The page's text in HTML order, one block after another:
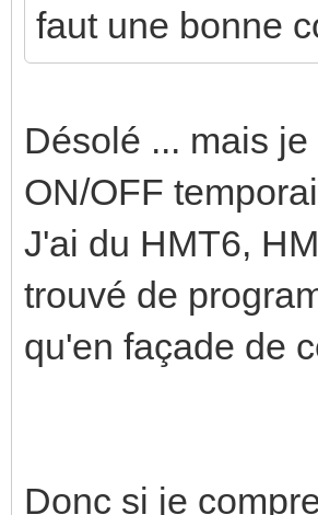
faut une bonne
Désolé ... mais
ON/OFF
J'ai du HMT6,
trouvé de
qu'en façade de
Donc si je